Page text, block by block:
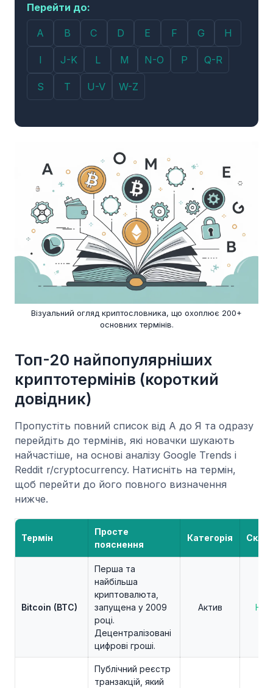
Перейти до:
A B C D E F G H
I J-K L M N-O P Q-R
S T U-V W-Z
Візуальний огляд криптословника, що охоплює 200+
основних термінів.
Топ-20 найпопулярніших
криптотермінів (короткий
довідник)
Пропустіть повний список від А до Я та одразу
перейдіть до термінів, які новачки шукають
найчастіше, на основі аналізу Google Trends і
Reddit r/cryptocurrency. Натисніть на термін,
щоб перейти до його повного визначення
нижче.
Термін
Просте
пояснення
Категорія
Bitcoin (BTC)
Перша та
найбільша
криптовалюта,
запущена у 2009
році.
Децентралізовані
цифрові гроші.
Актив
Публічний реєстр
транзакцій, який